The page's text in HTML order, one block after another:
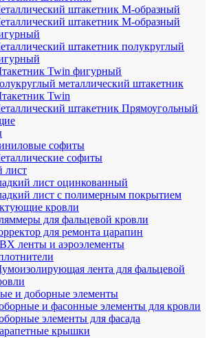
штакетник М-образный
штакетник М-образный
штакетник полукруглый
Twin фигурный
металлический штакетник
Twin
штакетник Прямоугольный
софиты
софиты
лист
лист оцинкованный
лист с полимерным покрытием
кровли
для фальцевой кровли
для ремонта царапин
ленты и аэроэлементы
лента для фальцевой
и доборные элементы
и фасонные элементы для кровли
элементы для фасада
крышки